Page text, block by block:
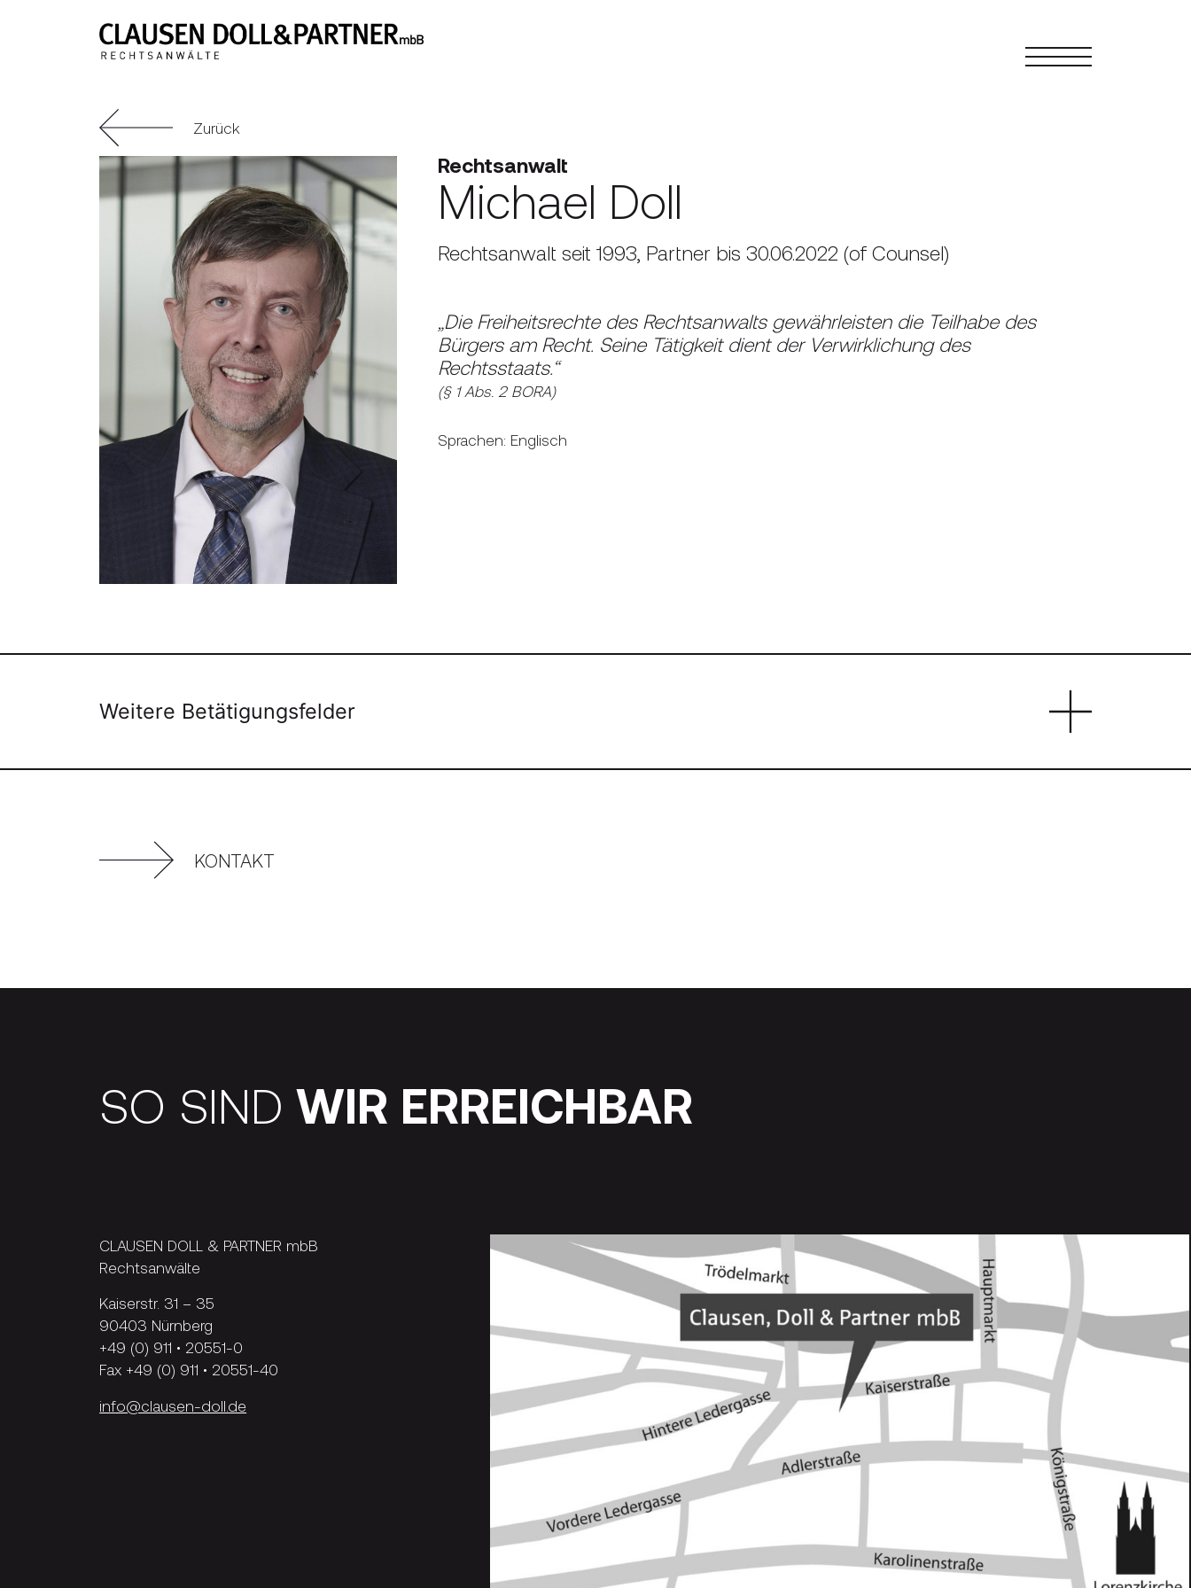
Zurück
Rechtsanwalt
Michael Doll
Rechtsanwalt seit 1993, Partner bis 30.06.2022 (of Counsel)
„Die Freiheitsrechte des Rechtsanwalts gewährleisten die Teilhabe des
Bürgers am Recht. Seine Tätigkeit dient der Verwirklichung des
Rechtsstaats.“
(§ 1 Abs. 2 BORA)
Sprachen: Englisch
Weitere Betätigungsfelder
KONTAKT
SO SINDWIR ERREICHBAR
CLAUSEN DOLL & PARTNER mbB
Rechtsanwälte
Kaiserstr. 31 – 35
90403 Nürnberg
+49 (0) 911 • 20551-0
Fax +49 (0) 911 • 20551-40
info@clausen-doll.de